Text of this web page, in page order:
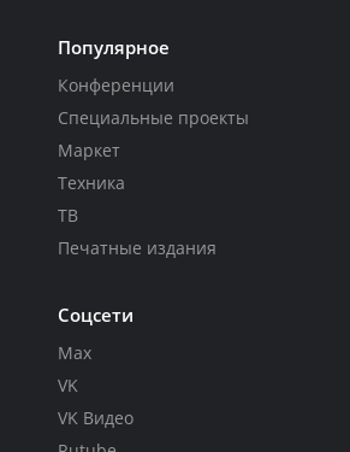
Популярное
Конференции
Специальные проекты
Маркет
Техника
ТВ
Печатные издания
Соцсети
Max
VK
VK Видео